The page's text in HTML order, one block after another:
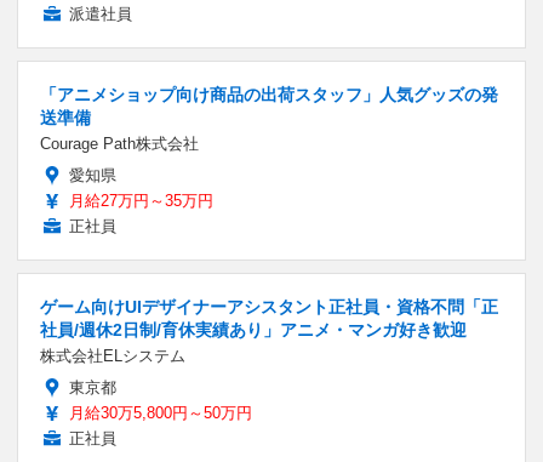
派遣社員
「アニメショップ向け商品の出荷スタッフ」人気グッズの発
送準備
Courage Path株式会社
愛知県
月給27万円～35万円
正社員
ゲーム向けUIデザイナーアシスタント正社員・資格不問「正
社員/週休2日制/育休実績あり」アニメ・マンガ好き歓迎
株式会社ELシステム
東京都
月給30万5,800円～50万円
正社員